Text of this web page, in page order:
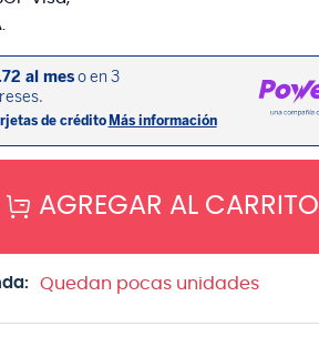
AGREGAR AL CARRITO
Quedan pocas unidades